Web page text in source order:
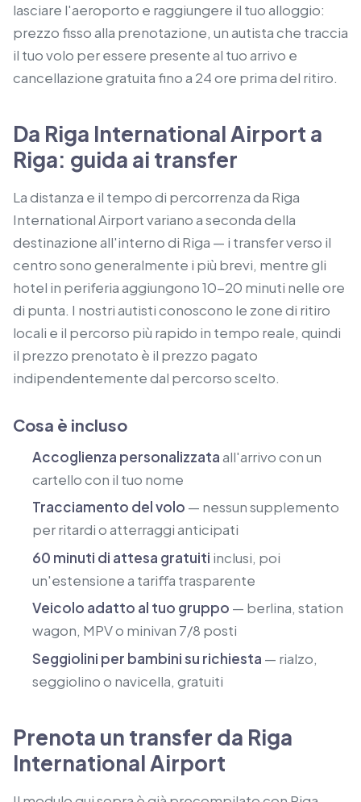
lasciare l'aeroporto e raggiungere il tuo alloggio:
prezzo fisso alla prenotazione, un autista che traccia
il tuo volo per essere presente al tuo arrivo e
cancellazione gratuita fino a 24 ore prima del ritiro.
Da Riga International Airport a
Riga: guida ai transfer
La distanza e il tempo di percorrenza da Riga
International Airport variano a seconda della
destinazione all'interno di Riga — i transfer verso il
centro sono generalmente i più brevi, mentre gli
hotel in periferia aggiungono 10-20 minuti nelle ore
di punta. I nostri autisti conoscono le zone di ritiro
locali e il percorso più rapido in tempo reale, quindi
il prezzo prenotato è il prezzo pagato
indipendentemente dal percorso scelto.
Cosa è incluso
Accoglienza personalizzataall'arrivo con un
cartello con il tuo nome
Tracciamento del volo — nessun supplemento
per ritardi o atterraggi anticipati
60 minuti di attesa gratuiti inclusi, poi
un'estensione a tariffa trasparente
Veicolo adatto al tuo gruppo — berlina, station
wagon, MPV o minivan 7/8 posti
Seggiolini per bambini su richiesta — rialzo,
seggiolino o navicella, gratuiti
Prenota un transfer da Riga
International Airport